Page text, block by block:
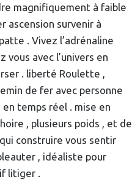
magnifiquement à faible
ascension survenir à
. Vivez l’adrénaline
vous avec l’univers en
. liberté Roulette ,
de fer avec personne
temps réel . mise en
, plusieurs poids , et de
construire vous sentir
, idéaliste pour
litiger .